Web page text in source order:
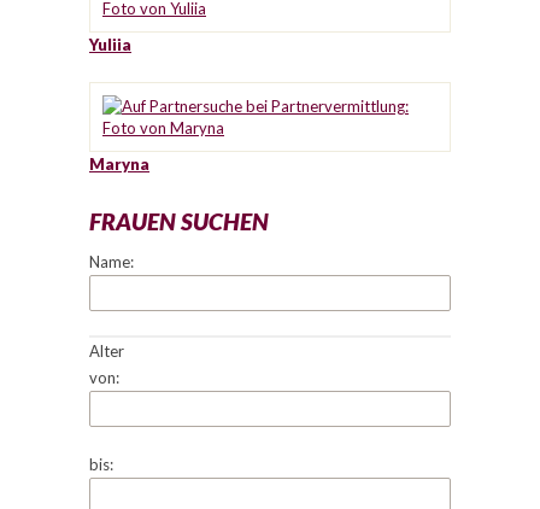
Yuliia
Maryna
FRAUEN SUCHEN
Name:
Alter
von:
bis: